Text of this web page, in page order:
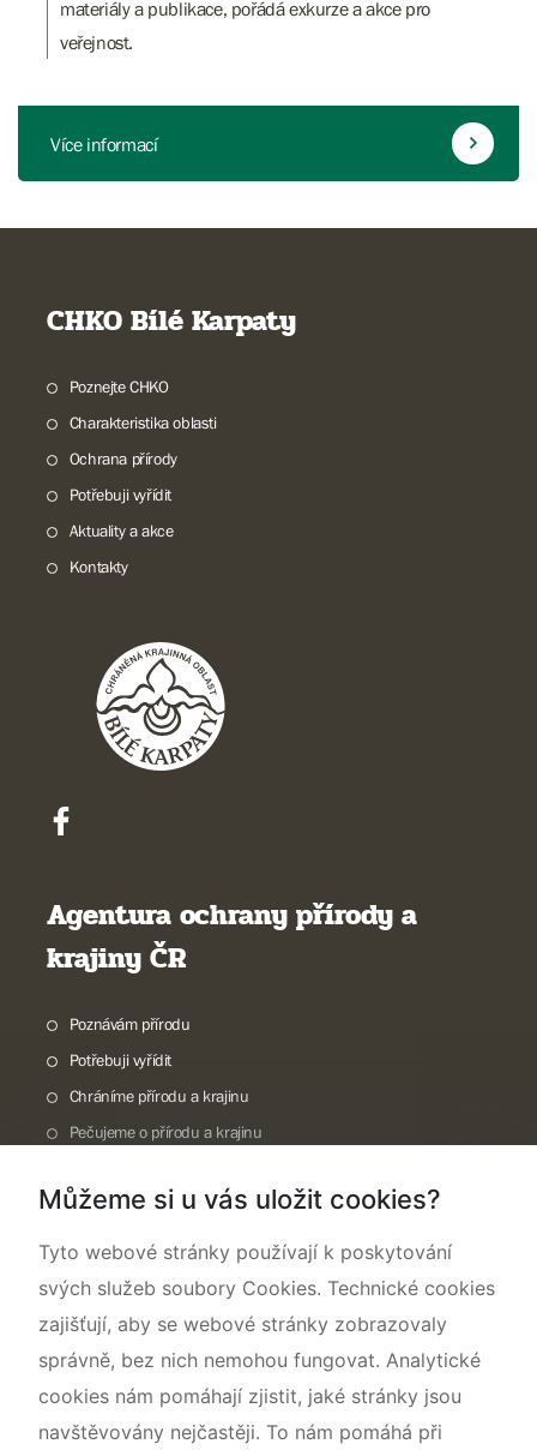
materiály a publikace, pořádá exkurze a akce pro
veřejnost.
Více informací
CHKO Bílé Karpaty
Poznejte CHKO
Charakteristika oblasti
Ochrana přírody
Potřebuji vyřídit
Aktuality a akce
Kontakty
Agentura ochrany přírody a
krajiny ČR
Poznávám přírodu
Potřebuji vyřídit
Chráníme přírodu a krajinu
Pečujeme o přírodu a krajinu
O nás
Můžeme si u vás uložit cookies?
Tyto webové stránky používají k poskytování
svých služeb soubory Cookies. Technické cookies
zajišťují, aby se webové stránky zobrazovaly
správně, bez nich nemohou fungovat. Analytické
cookies nám pomáhají zjistit, jaké stránky jsou
navštěvovány nejčastěji. To nám pomáhá při